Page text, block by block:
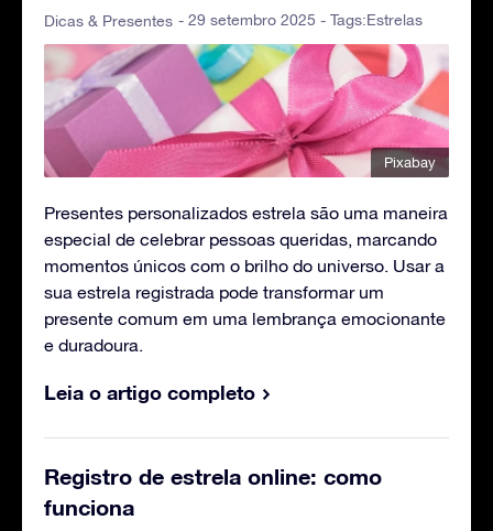
Dicas & Presentes - 29 setembro 2025 - Tags:Estrelas
Pixabay
Presentes personalizados estrela são uma maneira
especial de celebrar pessoas queridas, marcando
momentos únicos com o brilho do universo. Usar a
sua estrela registrada pode transformar um
presente comum em uma lembrança emocionante
e duradoura.
Leia o artigo completo
Registro de estrela online: como
funciona